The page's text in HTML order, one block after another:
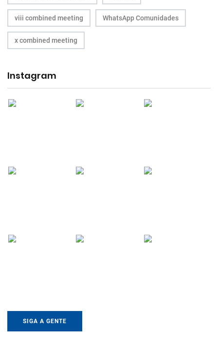
viii combined meeting WhatsApp Comunidades
x combined meeting
Instagram
SIGA A GENTE